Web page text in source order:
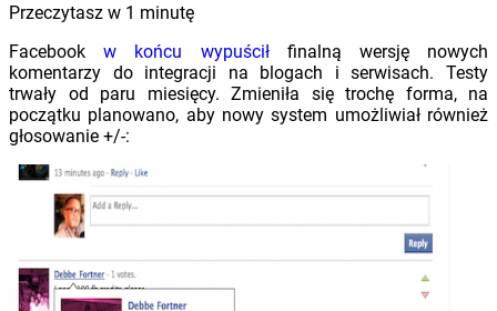
Przeczytasz w 1 minutę
Facebookw końcu wypuściłfinalną wersję nowych
komentarzy do integracji na blogach i serwisach. Testy
trwały od paru miesięcy. Zmieniła się trochę forma, na
początku planowano, aby nowy system umożliwiał również
głosowanie +/-: